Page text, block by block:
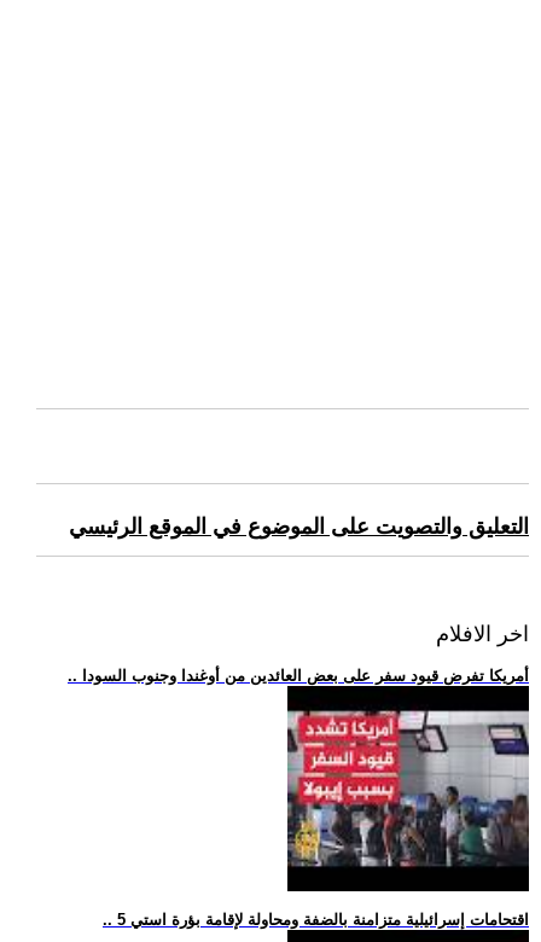
التعليق والتصويت على الموضوع في الموقع الرئيسي
اخر الافلام
.. أمريكا تفرض قيود سفر على بعض العائدين من أوغندا وجنوب السودا
.. 5 اقتحامات إسرائيلية متزامنة بالضفة ومحاولة لإقامة بؤرة استي